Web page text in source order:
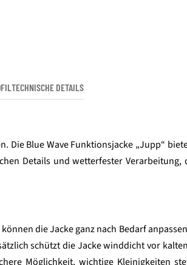
TECHNISCHE DETAILS
Blue Wave Funktionsjacke „Jupp“
Details und wetterfester
die Jacke ganz nach Bedarf
schützt die Jacke winddicht vor
Möglichkeit, wichtige Kleinigkeiten